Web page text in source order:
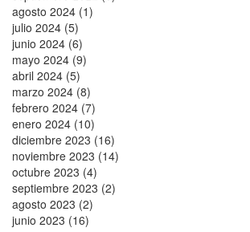
agosto 2024 (1)
julio 2024 (5)
junio 2024 (6)
mayo 2024 (9)
abril 2024 (5)
marzo 2024 (8)
febrero 2024 (7)
enero 2024 (10)
diciembre 2023 (16)
noviembre 2023 (14)
octubre 2023 (4)
septiembre 2023 (2)
agosto 2023 (2)
junio 2023 (16)